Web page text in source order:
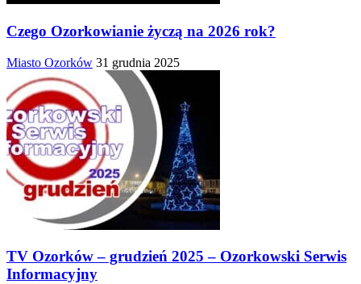
Czego Ozorkowianie życzą na 2026 rok?
Miasto Ozorków 31 grudnia 2025
TV Ozorków – grudzień 2025 – Ozorkowski Serwis
Informacyjny